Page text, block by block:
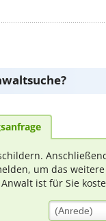
um das
ist für Sie
(Anrede)